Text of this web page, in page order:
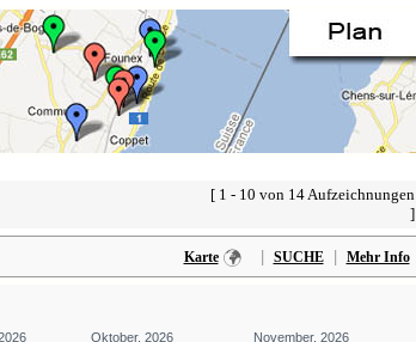
[ 1 - 10 von 14 Aufzeichnungen
]
Karte | SUCHE| Mehr Info
Oktober, 2026
November, 2026